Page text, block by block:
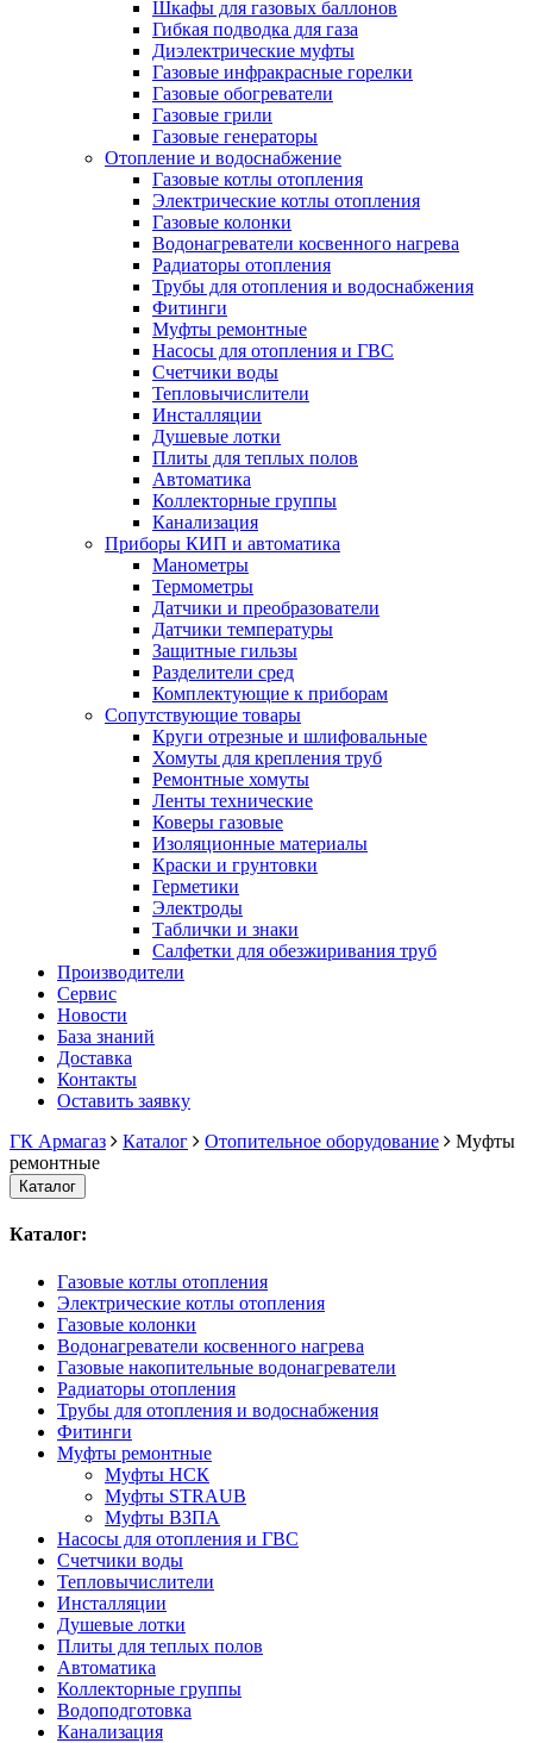
Шкафы для газовых баллонов
Гибкая подводка для газа
Диэлектрические муфты
Газовые инфракрасные горелки
Газовые обогреватели
Газовые грили
Газовые генераторы
Отопление и водоснабжение
Газовые котлы отопления
Электрические котлы отопления
Газовые колонки
Водонагреватели косвенного нагрева
Радиаторы отопления
Трубы для отопления и водоснабжения
Фитинги
Муфты ремонтные
Насосы для отопления и ГВС
Счетчики воды
Тепловычислители
Инсталляции
Душевые лотки
Плиты для теплых полов
Автоматика
Коллекторные группы
Канализация
Приборы КИП и автоматика
Манометры
Термометры
Датчики и преобразователи
Датчики температуры
Защитные гильзы
Разделители сред
Комплектующие к приборам
Сопутствующие товары
Круги отрезные и шлифовальные
Хомуты для крепления труб
Ремонтные хомуты
Ленты технические
Коверы газовые
Изоляционные материалы
Краски и грунтовки
Герметики
Электроды
Таблички и знаки
Салфетки для обезжиривания труб
Производители
Сервис
Новости
База знаний
Доставка
Контакты
Оставить заявку
ГК Армагаз
Каталог Отопительное оборудование
Муфты
ремонтные
Каталог
Каталог:
Газовые котлы отопления
Электрические котлы отопления
Газовые колонки
Водонагреватели косвенного нагрева
Газовые накопительные водонагреватели
Радиаторы отопления
Трубы для отопления и водоснабжения
Фитинги
Муфты ремонтные
Муфты НСК
Муфты STRAUB
Муфты ВЗПА
Насосы для отопления и ГВС
Счетчики воды
Тепловычислители
Инсталляции
Душевые лотки
Плиты для теплых полов
Автоматика
Коллекторные группы
Водоподготовка
Канализация